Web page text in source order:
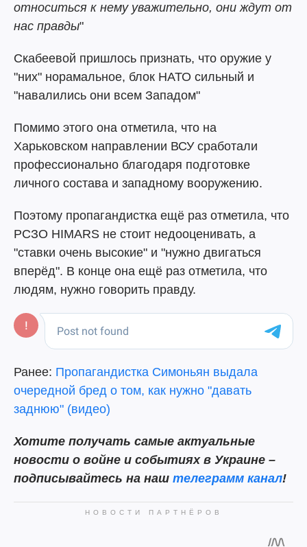
относиться к нему уважительно, они ждут от
нас правды"
Скабеевой пришлось признать, что оружие у
"них" норамальное, блок НАТО сильный и
"навалились они всем Западом"
Помимо этого она отметила, что на
Харьковском направлении ВСУ сработали
профессионально благодаря подготовке
личного состава и западному вооружению.
Поэтому пропагандистка ещё раз отметила, что
РСЗО HIMARS не стоит недооценивать, а
"ставки очень высокие" и "нужно двигаться
вперёд". В конце она ещё раз отметила, что
людям, нужно говорить правду.
Ранее: Пропагандистка Симоньян выдала
очередной бред о том, как нужно "давать
заднюю" (видео)
Хотите получать самые актуальные
новости о войне и событиях в Украине –
подписывайтесь на наш телеграмм канал!